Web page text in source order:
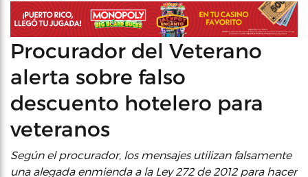
Procurador del Veterano
alerta sobre falso
descuento hotelero para
veteranos
Según el procurador, los mensajes utilizan falsamente
una alegada enmienda a la Ley 272 de 2012 para hacer